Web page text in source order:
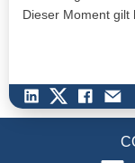
Dieser Moment gilt